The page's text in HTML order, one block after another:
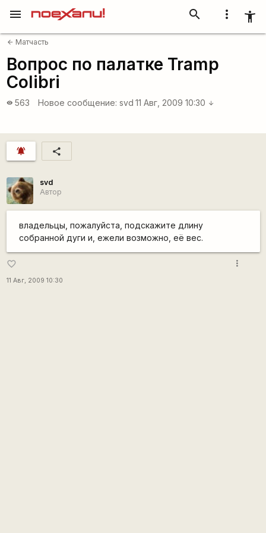
more_vert accessibility_new
search
menu
arrow_back Матчасть
Вопрос по палатке Tramp
Colibri
visibility 563 Новое сообщение: svd 11 Авг, 2009 10:30 arrow_downward
notifications_active share
svd
Автор
владельцы, пожалуйста, подскажите длину
собранной дуги и, ежели возможно, её вес.
favorite_border
11 Авг, 2009 10:30
more_vert